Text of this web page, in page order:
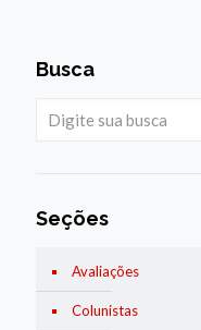
Busca
Seções
Avaliações
Colunistas